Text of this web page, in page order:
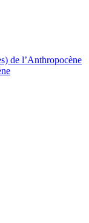
de l’Anthropocène